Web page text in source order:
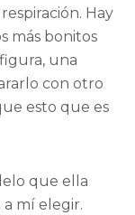
Hay
más bonitos
una
con otro
esto que es
que ella
mí elegir.